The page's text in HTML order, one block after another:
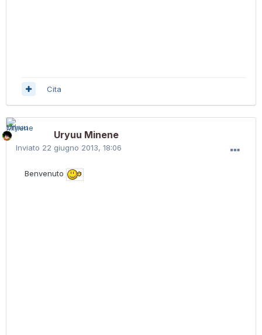
Cita
Uryuu Minene
Inviato 22 giugno 2013, 18:06
Benvenuto